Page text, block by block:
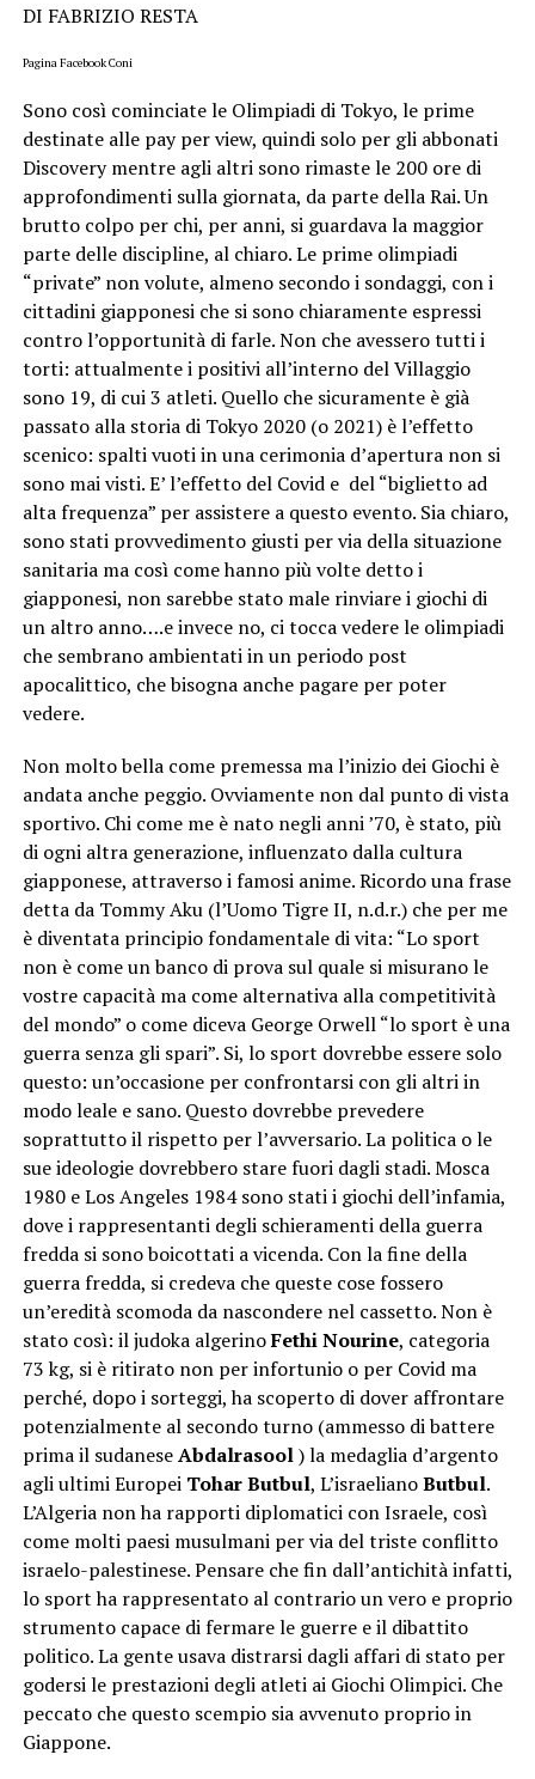
DI FABRIZIO RESTA
Pagina Facebook Coni
Sono così cominciate le Olimpiadi di Tokyo, le prime
destinate alle pay per view, quindi solo per gli abbonati
Discovery mentre agli altri sono rimaste le 200 ore di
approfondimenti sulla giornata, da parte della Rai. Un
brutto colpo per chi, per anni, si guardava la maggior
parte delle discipline, al chiaro. Le prime olimpiadi
“private” non volute, almeno secondo i sondaggi, con i
cittadini giapponesi che si sono chiaramente espressi
contro l’opportunità di farle. Non che avessero tutti i
torti: attualmente i positivi all’interno del Villaggio
sono 19, di cui 3 atleti. Quello che sicuramente è già
passato alla storia di Tokyo 2020 (o 2021) è l’effetto
scenico: spalti vuoti in una cerimonia d’apertura non si
sono mai visti. E’ l’effetto del Covid e del “biglietto ad
alta frequenza” per assistere a questo evento. Sia chiaro,
sono stati provvedimento giusti per via della situazione
sanitaria ma così come hanno più volte detto i
giapponesi, non sarebbe stato male rinviare i giochi di
un altro anno….e invece no, ci tocca vedere le olimpiadi
che sembrano ambientati in un periodo post
apocalittico, che bisogna anche pagare per poter
vedere.
Non molto bella come premessa ma l’inizio dei Giochi è
andata anche peggio. Ovviamente non dal punto di vista
sportivo. Chi come me è nato negli anni ’70, è stato, più
di ogni altra generazione, influenzato dalla cultura
giapponese, attraverso i famosi anime. Ricordo una frase
detta da Tommy Aku (l’Uomo Tigre II, n.d.r.) che per me
è diventata principio fondamentale di vita: “Lo sport
non è come un banco di prova sul quale si misurano le
vostre capacità ma come alternativa alla competitività
del mondo” o come diceva George Orwell “lo sport è una
guerra senza gli spari”. Si, lo sport dovrebbe essere solo
questo: un’occasione per confrontarsi con gli altri in
modo leale e sano. Questo dovrebbe prevedere
soprattutto il rispetto per l’avversario. La politica o le
sue ideologie dovrebbero stare fuori dagli stadi. Mosca
1980 e Los Angeles 1984 sono stati i giochi dell’infamia,
dove i rappresentanti degli schieramenti della guerra
fredda si sono boicottati a vicenda. Con la fine della
guerra fredda, si credeva che queste cose fossero
un’eredità scomoda da nascondere nel cassetto. Non è
stato così: il judoka algerinoFethi Nourine, categoria
73 kg, si è ritirato non per infortunio o per Covid ma
perché, dopo i sorteggi, ha scoperto di dover affrontare
potenzialmente al secondo turno (ammesso di battere
prima il sudaneseAbdalrasool) la medaglia d’argento
agli ultimi Europei Tohar Butbul, L’israelianoButbul.
L’Algeria non ha rapporti diplomatici con Israele, così
come molti paesi musulmani per via del triste conflitto
israelo-palestinese. Pensare che fin dall’antichità infatti,
lo sport ha rappresentato al contrario un vero e proprio
strumento capace di fermare le guerre e il dibattito
politico. La gente usava distrarsi dagli affari di stato per
godersi le prestazioni degli atleti ai Giochi Olimpici. Che
peccato che questo scempio sia avvenuto proprio in
Giappone.